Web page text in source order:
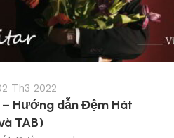
Th3 2022
Hướng dẫn Đệm Hát
TAB)